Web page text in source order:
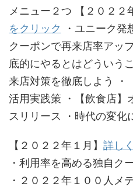
メニュー２つ 【２０２２
をクリック
・ユニーク発
クーポンで再来店率アッ
底的にやるとはどういう
来店対策を徹底しよう ・
活用実践策 ・【飲食店】
スリリース ・時代の変化
【２０２２年１月】 詳し
・利用率を高める独自ク
・２０２２年１００人メ